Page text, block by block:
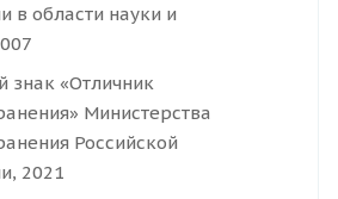
в области науки и
знак «Отличник
Министерства
Российской
2021